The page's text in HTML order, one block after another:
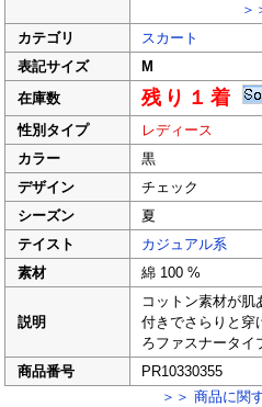
＞＞ コン
カテゴリ
スカート
表記サイズ
M
在庫数
残り１着
性別タイプ
レディース
カラー
黒
デザイン
チェック
シーズン
夏
テイスト
カジュアル系
素材
綿 100 %
説明
コットン素材が肌
付きでさらりと穿
ろファスナータイ
商品番号
PR10330355
＞＞ 商品に関するお